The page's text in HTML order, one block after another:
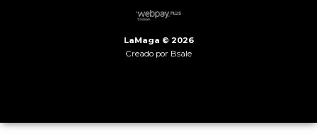
LaMaga © 2026
Creado por Bsale